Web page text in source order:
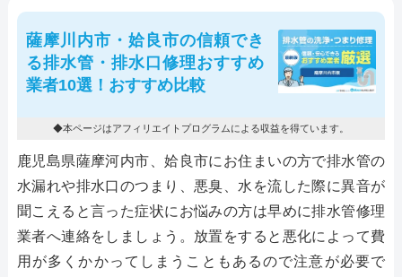
薩摩川内市・姶良市の信頼でき
る排水管・排水口修理おすすめ
業者10選！おすすめ比較
◆本ページはアフィリエイトプログラムによる収益を得ています。
鹿児島県薩摩河内市、姶良市にお住まいの方で排水管の
水漏れや排水口のつまり、悪臭、水を流した際に異音が
聞こえると言った症状にお悩みの方は早めに排水管修理
業者へ連絡をしましょう。放置をすると悪化によって費
用が多くかかってしまうこともあるので注意が必要で